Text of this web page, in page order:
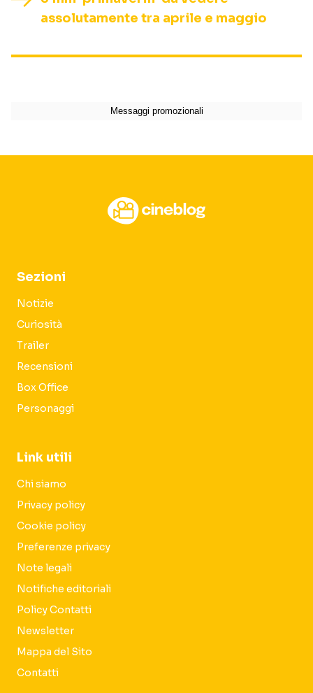
assolutamente tra aprile e maggio
Sezioni
Notizie
Curiosità
Trailer
Recensioni
Box Office
Personaggi
Link utili
Chi siamo
Privacy policy
Cookie policy
Preferenze privacy
Note legali
Notifiche editoriali
Policy Contatti
Newsletter
Mappa del Sito
Contatti